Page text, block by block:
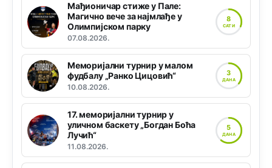
Мађионичар стиже у Пале:
Магично вече за најмлађе у
Олимпијском парку
07.08.2026.
8
САТИ
Меморијални турнир у малом
фудбалу „Ранко Цицовић“
10.08.2026.
3
ДАНА
17. меморијални турнир у
уличном баскету „Богдан Боћа
Лучић“
11.08.2026.
5
ДАНА